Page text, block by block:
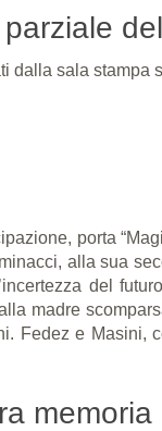
dalla sala stampa
porta
alla sua
del
madre
Fedez e Masini,